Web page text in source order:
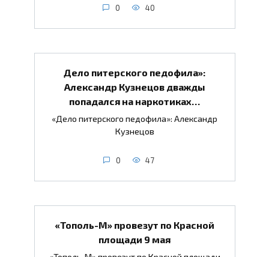
0 40
Дело питерского педофила»:
Александр Кузнецов дважды
попадался на наркотиках…
«Дело питерского педофила»: Александр
Кузнецов
0 47
«Тополь-М» провезут по Красной
площади 9 мая